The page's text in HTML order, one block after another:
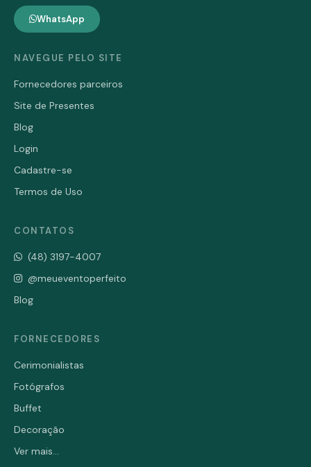
WhatsApp
NAVEGUE PELO SITE
Fornecedores parceiros
Site de Presentes
Blog
Login
Cadastre-se
Termos de Uso
CONTATOS
(48) 3197-4007
@meueventoperfeito
Blog
FORNECEDORES
Cerimonialistas
Fotógrafos
Buffet
Decoração
Ver mais...